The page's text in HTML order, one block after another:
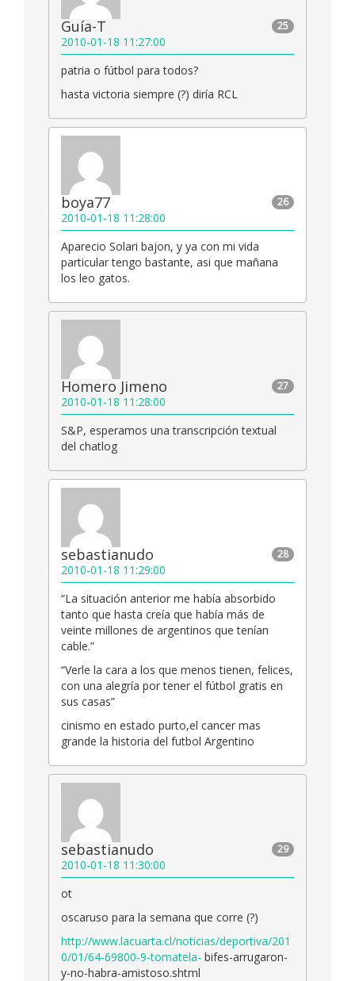
25
Guía-T
2010-01-18 11:27:00
patria o fútbol para todos?
hasta victoria siempre (?) diría RCL
26
boya77
2010-01-18 11:28:00
Aparecio Solari bajon, y ya con mi vida
particular tengo bastante, asi que mañana
los leo gatos.
27
Homero Jimeno
2010-01-18 11:28:00
S&P, esperamos una transcripción textual
del chatlog
28
sebastianudo
2010-01-18 11:29:00
“La situación anterior me había absorbido
tanto que hasta creía que había más de
veinte millones de argentinos que tenían
cable.”
“Verle la cara a los que menos tienen, felices,
con una alegría por tener el fútbol gratis en
sus casas”
cinismo en estado purto,el cancer mas
grande la historia del futbol Argentino
29
sebastianudo
2010-01-18 11:30:00
ot
oscaruso para la semana que corre (?)
http://www.lacuarta.cl/noticias/deportiva/201
0/01/64-69800-9-tomatela- bifes-arrugaron-
y-no-habra-amistoso.shtml